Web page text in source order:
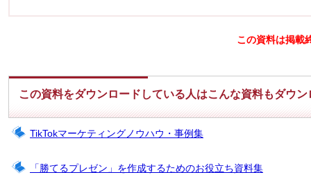
この資料は掲載
この資料をダウンロードしている人はこんな資料もダウ
TikTokマーケティングノウハウ・事例集
「勝てるプレゼン」を作成するためのお役立ち資料集